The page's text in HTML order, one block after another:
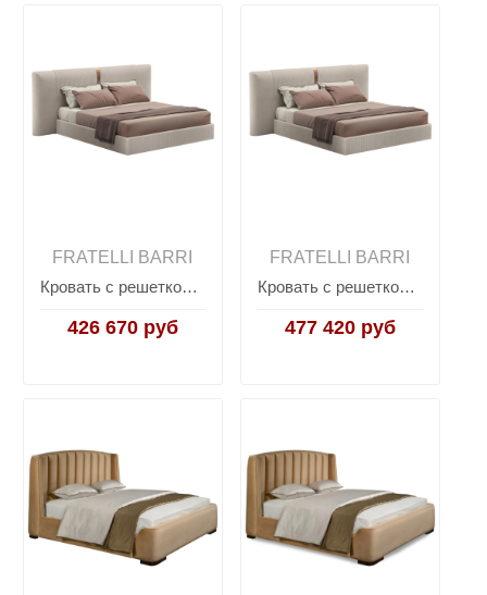
FRATELLI BARRI
Кровать с решеткой TERNI, FRATELLI BARRI
426 670 руб
FRATELLI BARRI
Кровать с решеткой TERNI, FRATELLI BARRI
477 420 руб